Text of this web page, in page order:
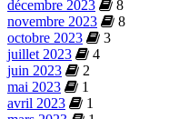
décembre 2023
8
novembre 2023
8
octobre 2023
3
juillet 2023
4
juin 2023
2
mai 2023
1
avril 2023
1